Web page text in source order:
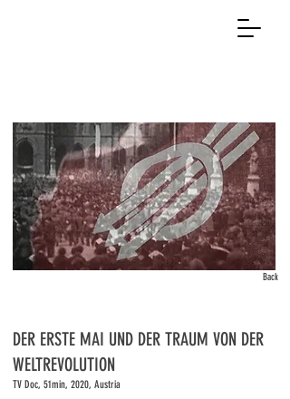
Back
DER ERSTE MAI UND DER TRAUM VON DER
WELTREVOLUTION
TV Doc, 51min, 2020, Austria